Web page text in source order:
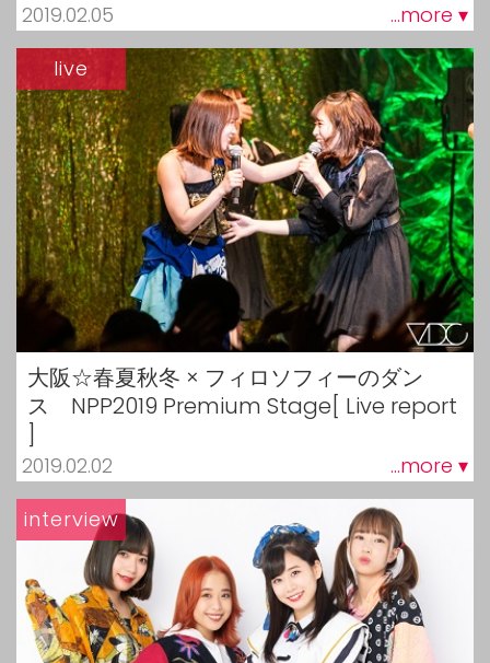
2019.02.05 ...more ▾
大阪☆春夏秋冬 × フィロソフィーのダン
ス NPP2019 Premium Stage[ Live report
]
2019.02.02 ...more ▾
live
interview